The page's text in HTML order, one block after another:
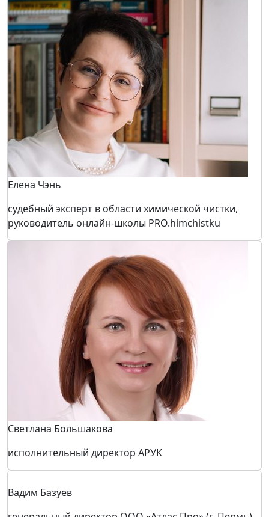
Павел Тарантин
директор по развитию клининговой компании
Идеальный Мир, продюсер медиаканала Чисто Про
Клининг
судебный эксперт в области химической чистки,
руководитель онлайн-школы PRO.himchistku